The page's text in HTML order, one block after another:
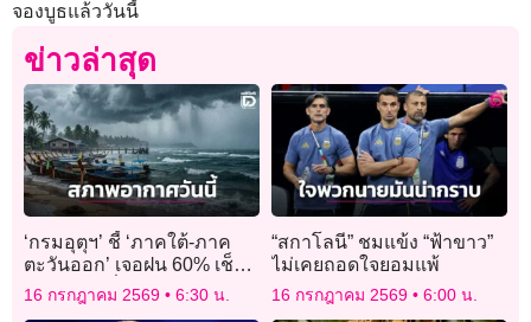
จองบูธแล้ววันนี้
ข่าวล่าสุด
‘กรมอุตุฯ’ ชี้ ‘ภาคใต้-ภาค
ตะวันออก’ เจอฝน 60% เช็ก
35 จังหวัดทั่วไทยฝนฟ้า
คะนอง
16 กรกฎาคม 2569 6:30 น.
“สกาโลนี” ชมแข้ง “ฟ้าขาว”
ไม่เคยถอดใจยอมแพ้
16 กรกฎาคม 2569 6:00 น.